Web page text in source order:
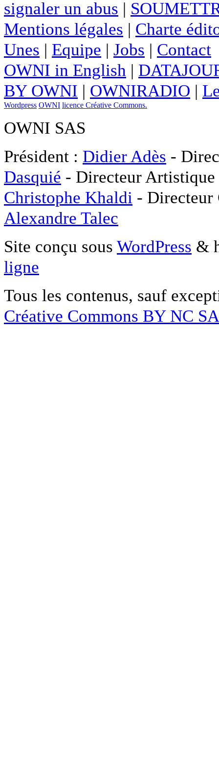
signaler un abus |
Mentions légales | Charte
Unes | Equipe | Jobs | Contact
OWNI in English |
BY OWNI | OWNIRADIO |
Wordpress OWNI licence Créative Commons.
OWNI SAS
Président : Didier Adès -
Dasquié - Directeur
Christophe Khaldi -
Alexandre Talec
Site conçu sous WordPress &
ligne
Tous les contenus, sauf
Créative Commons BY NC SA